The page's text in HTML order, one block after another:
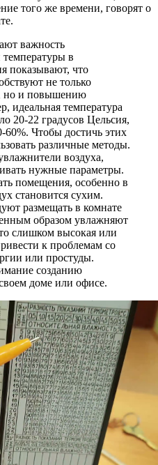
того же времени, говорят о
важность
в
показывают, что
не только
но и повышению
идеальная температура
20-22 градусов Цельсия,
Чтобы достичь этих
различные методы.
воздуха,
нужные параметры.
помещения, особенно в
становится сухим.
размещать в комнате
образом увлажняют
слишком высокая или
к проблемам со
или простуды.
созданию
доме или офисе.